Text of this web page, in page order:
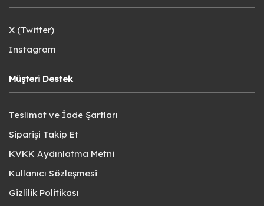
X (Twitter)
Instagram
Müşteri Destek
Teslimat ve İade Şartları
Siparişi Takip Et
KVKK Aydınlatma Metni
Kullanıcı Sözleşmesi
Gizlilik Politikası